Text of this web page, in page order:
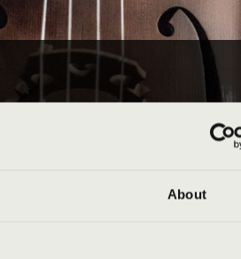
About